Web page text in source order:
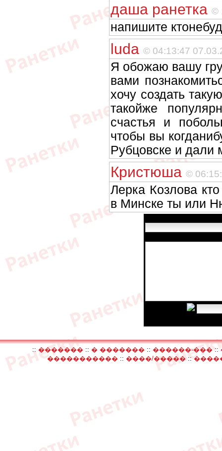
даша ранетка ©
напишите
luda © 04:13:47
Я обожаю вашу
вами
хочу создать
такойже
счастья и
чтобы вы
Рубцовске и дали
Кристюша ©
Лерка Козлова
в Минске ты или
:: ������� :: � ������� :: ������-���::
����������� :: ����/�����::